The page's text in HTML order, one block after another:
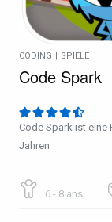
CODING SPIELE
Code Spark
Code Spark ist eine
Jahren
6 - 8 ans